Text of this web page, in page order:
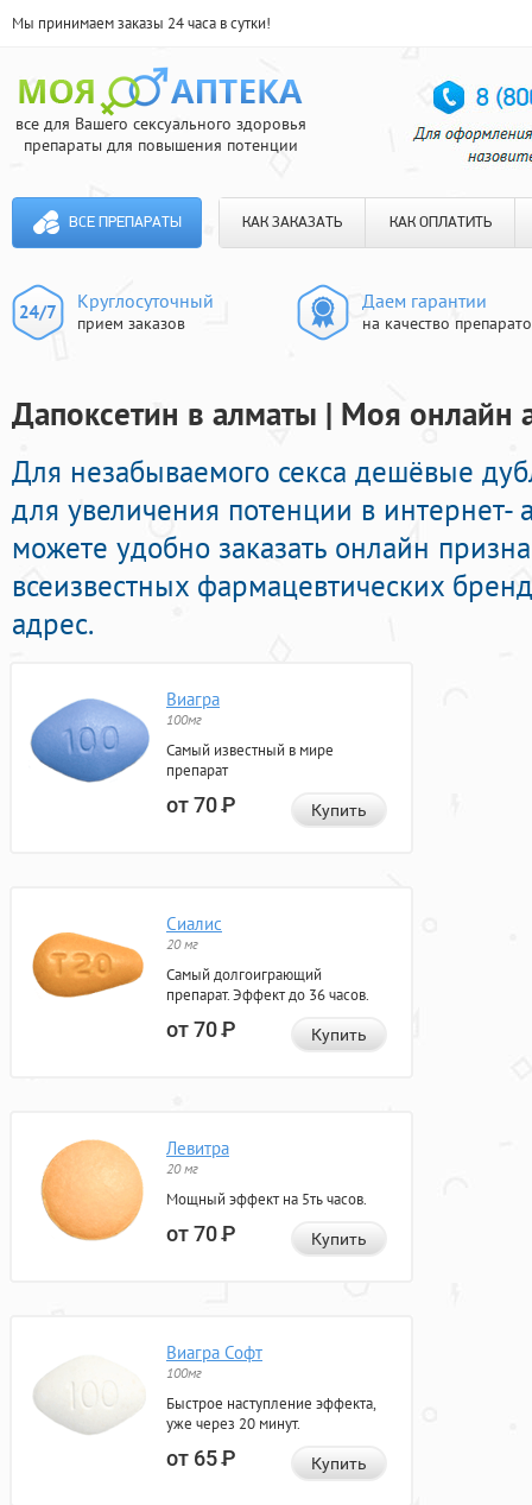
Мы принимаем заказы 24 часа в сутки!
все для Вашего сексуального здоровья
препараты для повышения потенции
ВСЕ ПРЕПАРАТЫ КАК ЗАКАЗАТЬ КАК ОПЛАТИТЬ
Круглосуточный
прием заказов
Даем гарантии
на качество
Дапоксетин в алматы | Моя онлайн
Для незабываемого секса дешёвые
для увеличения потенции в интернет-
можете удобно заказать онлайн
всеизвестных фармацевтических
адрес.
Виагра
100мг
Самый известный в мире
препарат
от 70Р Купить
Сиалис
20 мг
Самый долгоиграющий
препарат. Эффект до 36 часов.
от 70Р Купить
Левитра
20 мг
Мощный эффект на 5ть часов.
от 70Р Купить
Виагра Софт
100мг
Быстрое наступление эффекта,
уже через 20 минут.
от 65Р Купить